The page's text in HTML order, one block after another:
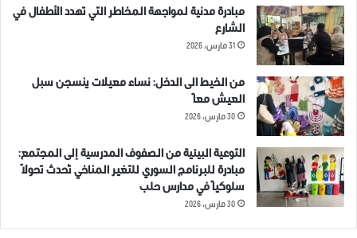
مبادرة مدنية لمواجهة المخاطر التي تهدد الأطفال في
الشارع
31 مارس، 2026
من الخيط الى الدخل: نساء معيلات ينسجن سبل
العيش معاً
30 مارس، 2026
التوعية البيئية من الصفوف المدرسية إلى المجتمع:
مبادرة للبرنامج السوري للتغير المناخي تُحدث تحولاً
سلوكياً في مدارس حلب
30 مارس، 2026